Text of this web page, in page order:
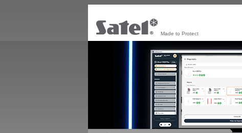
Made to Protect